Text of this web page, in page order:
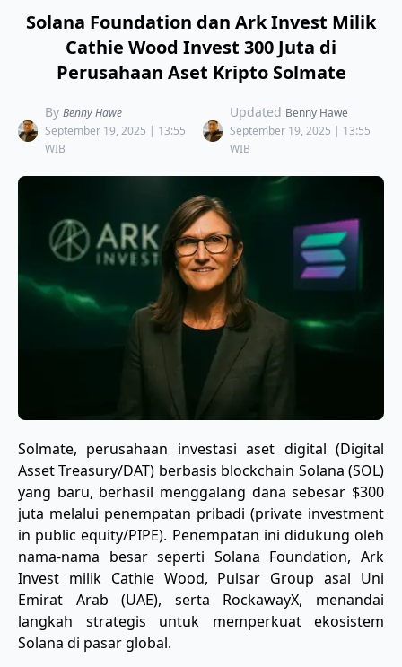
Solana Foundation dan Ark Invest Milik
Cathie Wood Invest 300 Juta di
Perusahaan Aset Kripto Solmate
By Benny Hawe
September 19, 2025 | 13:55
WIB
Updated Benny Hawe
September 19, 2025 | 13:55
WIB
Solmate, perusahaan investasi aset digital (Digital
Asset Treasury/DAT) berbasis blockchain Solana (SOL)
yang baru, berhasil menggalang dana sebesar $300
juta melalui penempatan pribadi (private investment
in public equity/PIPE). Penempatan ini didukung oleh
nama-nama besar seperti Solana Foundation, Ark
Invest milik Cathie Wood, Pulsar Group asal Uni
Emirat Arab (UAE), serta RockawayX, menandai
langkah strategis untuk memperkuat ekosistem
Solana di pasar global.